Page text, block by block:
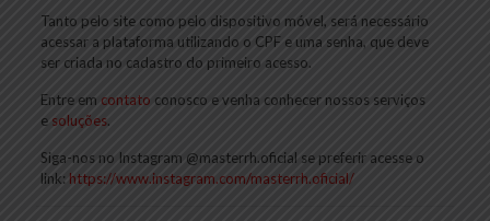
Tanto pelo site como pelo dispositivo móvel, será necessário
acessar a plataforma utilizando o CPF e uma senha, que deve
ser criada no cadastro do primeiro acesso.
Entre em contato conosco e venha conhecer nossos serviços
e soluções.
Siga-nos no Instagram @masterrh.oficial se preferir acesse o
link: https://www.instagram.com/masterrh.oficial/